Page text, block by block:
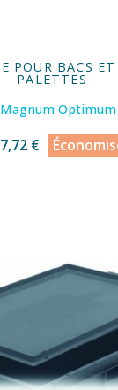
POUR BACS ET
PALETTES
Optimum
€